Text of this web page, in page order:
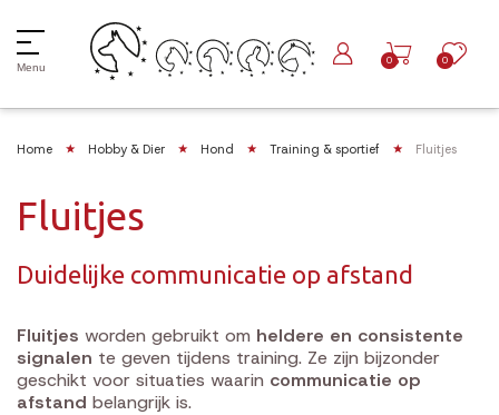
Menu
0 0
Home Hobby & Dier Hond Training & sportief Fluitjes
Fluitjes
Duidelijke communicatie op afstand
Fluitjes worden gebruikt om heldere en consistente
signalen te geven tijdens training. Ze zijn bijzonder
geschikt voor situaties waarin communicatie op
afstand belangrijk is.